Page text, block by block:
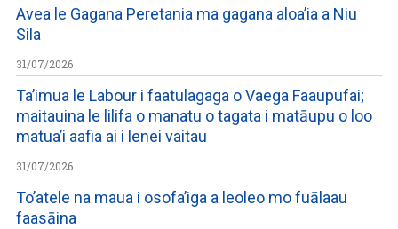
Avea le Gagana Peretania ma gagana aloa’ia a Niu
Sila
31/07/2026
Ta’imua le Labour i faatulagaga o Vaega Faaupufai;
maitauina le lilifa o manatu o tagata i matāupu o loo
matua’i aafia ai i lenei vaitau
31/07/2026
To’atele na maua i osofa’iga a leoleo mo fuālaau
faasāina